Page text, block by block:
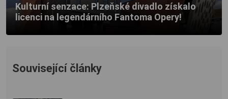
Kulturní senzace: Plzeňské divadlo získalo
licenci na legendárního Fantoma Opery!
Související články